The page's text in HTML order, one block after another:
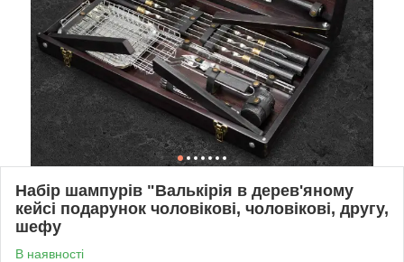
Набір шампурів "Валькірія в дерев'яному
кейсі подарунок чоловікові, чоловікові, другу,
шефу
В наявності